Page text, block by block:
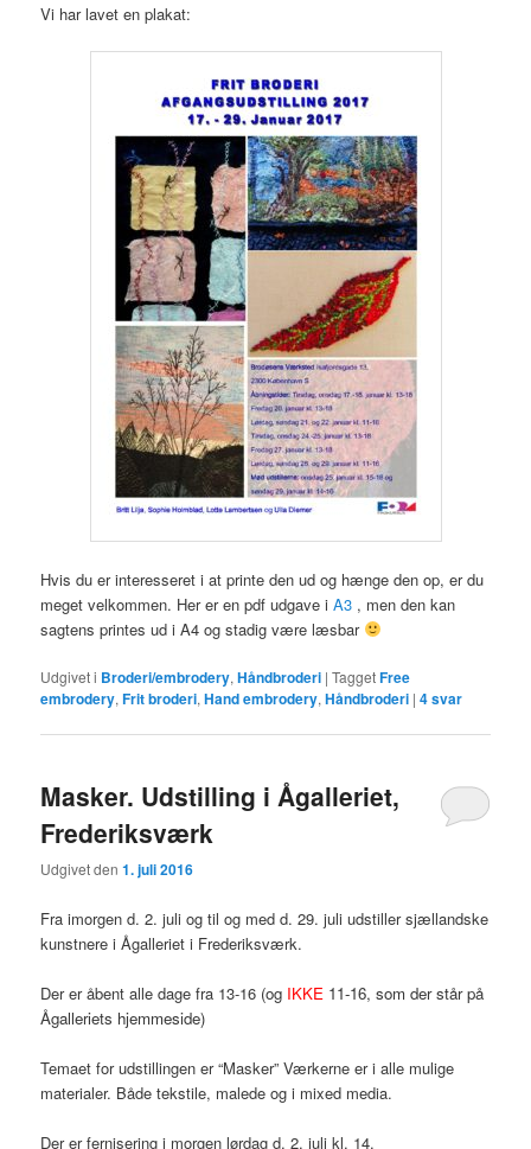
Vi har lavet en plakat:
Hvis du er interesseret i at printe den ud og hænge den op, er du
meget velkommen. Her er en pdf udgave iA3 , men den kan
sagtens printes ud i A4 og stadig være læsbar
Udgivet i Broderi/embrodery,Håndbroderi |TaggetFree
embrodery,Frit broderi,Hand embrodery,Håndbroderi |4svar
Masker. Udstilling i Ågalleriet,
Frederiksværk
Udgivet den1. juli 2016
Fra imorgen d. 2. juli og til og med d. 29. juli udstiller sjællandske
kunstnere i Ågalleriet i Frederiksværk.
Der er åbent alle dage fra 13-16 (og IKKE 11-16, som der står på
Ågalleriets hjemmeside)
Temaet for udstillingen er “Masker” Værkerne er i alle mulige
materialer. Både tekstile, malede og i mixed media.
Der er fernisering i morgen lørdag d. 2. juli kl. 14.